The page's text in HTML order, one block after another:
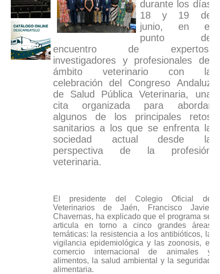
durante los días
18 y 19 de
junio, en el
punto de
encuentro de expertos,
investigadores y profesionales del
ámbito veterinario con la
celebración del Congreso Andaluz
de Salud Pública Veterinaria, una
cita organizada para abordar
algunos de los principales retos
sanitarios a los que se enfrenta la
sociedad actual desde la
perspectiva de la profesión
veterinaria.
El presidente del Colegio Oficial de
Veterinarios de Jaén, Francisco Javier
Chavernas, ha explicado que el programa se
articula en torno a cinco grandes áreas
temáticas: la resistencia a los antibióticos, la
vigilancia epidemiológica y las zoonosis, el
comercio internacional de animales y
alimentos, la salud ambiental y la seguridad
alimentaria.